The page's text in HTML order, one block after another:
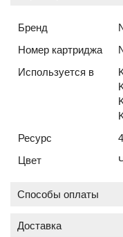
Бренд
Номер картриджа
Используется в
Ресурс
Цвет
Способы оплаты
Оплата по
Доставка